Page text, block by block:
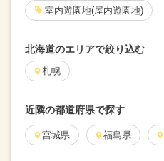
室内遊園地(屋内遊園地)
北海道のエリアで絞り込む
札幌
近隣の都道府県で探す
宮城県 福島県